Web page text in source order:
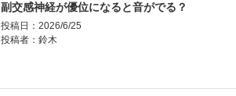
副交感神経が優位になると音がでる？
投稿日：2026/6/25
投稿者： 鈴木